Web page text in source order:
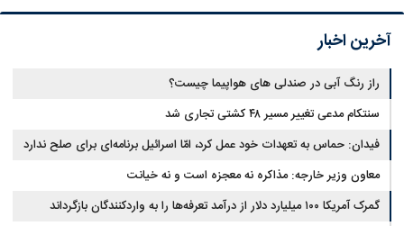
آخرین اخبار
راز رنگ آبی در صندلی های هواپیما چیست؟
سنتکام مدعی تغییر مسیر ۴۸ کشتی تجاری شد
فیدان: حماس به تعهدات خود عمل کرد، امّا اسرائیل برنامه‌ای برای صلح ندارد
معاون وزیر خارجه: مذاکره نه معجزه است و نه خیانت
گمرک آمریکا ۱۰۰ میلیارد دلار از درآمد تعرفه‌ها را به واردکنندگان بازگرداند